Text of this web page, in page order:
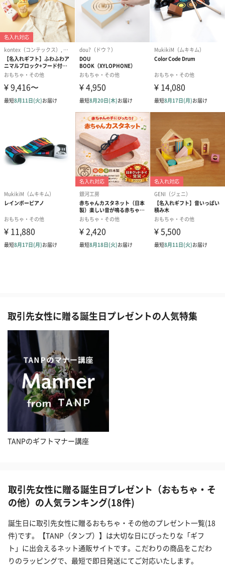
取引先女性に贈る誕生日プレゼントの人気特集
TANPのギフトマナー講座
取引先女性に贈る誕生日プレゼント（おもちゃ・そ
の他）の人気ランキング(18件)
誕生日に取引先女性に贈るおもちゃ・その他のプレゼント一覧(18
件)です。【TANP（タンプ）】は大切な日にぴったりな「ギフ
ト」に出会えるネット通販サイトです。こだわりの商品をこだわ
りのラッピングで、最短で即日発送にてご対応いたします。